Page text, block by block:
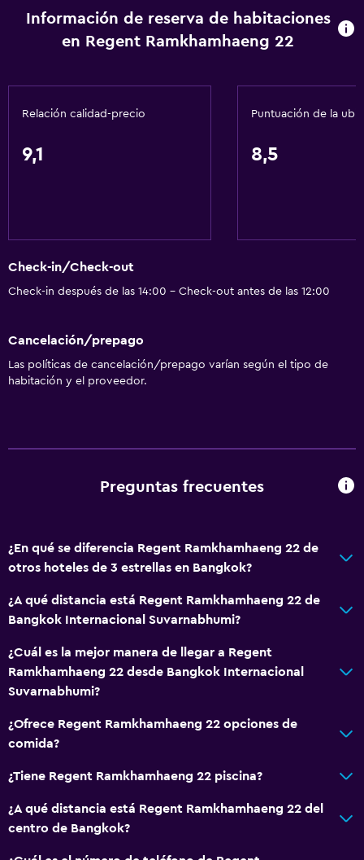
Información de reserva de habitaciones
en Regent Ramkhamhaeng 22
Relación calidad-precio
9,1
Puntuación de la
8,5
Check-in/Check-out
Check-in después de las 14:00 - Check-out antes de las 12:00
Cancelación/prepago
Las políticas de cancelación/prepago varían según el tipo de
habitación y el proveedor.
Preguntas frecuentes
¿En qué se diferencia Regent Ramkhamhaeng 22 de
otros hoteles de 3 estrellas en Bangkok?
¿A qué distancia está Regent Ramkhamhaeng 22 de
Bangkok Internacional Suvarnabhumi?
¿Cuál es la mejor manera de llegar a Regent
Ramkhamhaeng 22 desde Bangkok Internacional
Suvarnabhumi?
¿Ofrece Regent Ramkhamhaeng 22 opciones de
comida?
¿Tiene Regent Ramkhamhaeng 22 piscina?
¿A qué distancia está Regent Ramkhamhaeng 22 del
centro de Bangkok?